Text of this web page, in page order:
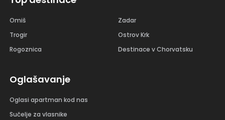
Omiš
Trogir
Rogoznica
Zadar
Ostrov Krk
Destinace v Chorvatsku
Oglašavanje
Oglasi apartman kod nas
Sučelje za vlasnike